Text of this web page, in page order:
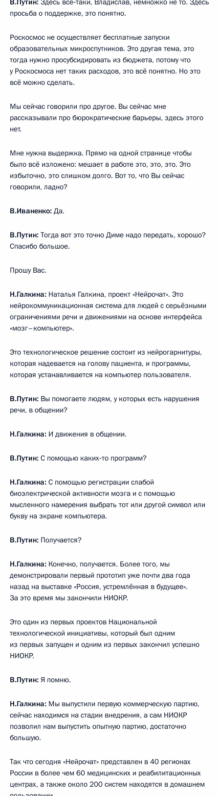
просьба о поддержке, это понятно.
Роскосмос не осуществляет бесплатные запуски
образовательных микроспутников. Это другая тема, это
тогда нужно просубсидировать из бюджета, потому что
у Роскосмоса нет таких расходов, это всё понятно. Но это
всё можно сделать.
Мы сейчас говорили про другое. Вы сейчас мне
рассказывали про бюрократические барьеры, здесь этого
нет.
Мне нужна выдержка. Прямо на одной странице чтобы
было всё изложено: мешает в работе это, это, это. Это
избыточно, это слишком долго. Вот то, что Вы сейчас
говорили, ладно?
В.Иваненко: Да.
В.Путин: Тогда вот это точно Диме надо передать, хорошо?
Спасибо большое.
Прошу Вас.
Н.Галкина: Наталья Галкина, проект «Нейрочат». Это
нейрокоммуникационная система для людей с серьёзными
ограничениями речи и движениями на основе интерфейса
«мозг–компьютер».
Это технологическое решение состоит из нейрогарнитуры,
которая надевается на голову пациента, и программы,
которая устанавливается на компьютер пользователя.
В.Путин: Вы помогаете людям, у которых есть нарушения
речи, в общении?
Н.Галкина: И движения в общении.
В.Путин: С помощью каких‑то программ?
Н.Галкина: С помощью регистрации слабой
биоэлектрической активности мозга и с помощью
мысленного намерения выбрать тот или другой символ или
букву на экране компьютера.
В.Путин: Получается?
Н.Галкина: Конечно, получается. Более того, мы
демонстрировали первый прототип уже почти два года
назад на выставке «Россия, устремлённая в будущее».
За это время мы закончили НИОКР.
Это один из первых проектов Национальной
технологической инициативы, который был одним
из первых запущен и одним из первых закончил успешно
НИОКР.
В.Путин: Я помню.
Н.Галкина: Мы выпустили первую коммерческую партию,
сейчас находимся на стадии внедрения, а сам НИОКР
позволил нам выпустить опытную партию, достаточно
большую.
Так что сегодня «Нейрочат» представлен в 40 регионах
России в более чем 60 медицинских и реабилитационных
центрах, а также около 200 систем находятся в домашнем